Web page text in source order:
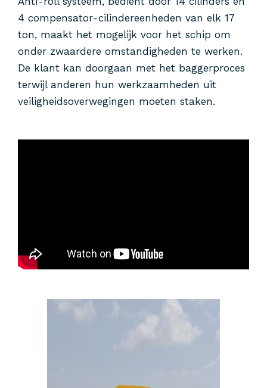
4 compensator-cilindereenheden van elk 17
ton, maakt het mogelijk voor het schip om
onder zwaardere omstandigheden te werken.
De klant kan doorgaan met het baggerproces
terwijl anderen hun werkzaamheden uit
veiligheidsoverwegingen moeten staken.